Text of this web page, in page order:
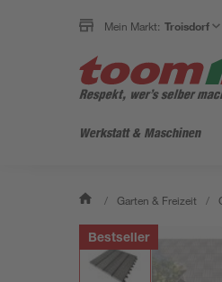
Mein Markt: Troisdorf
Werkstatt & Maschinen
/ Garten & Freizeit /
Bestseller